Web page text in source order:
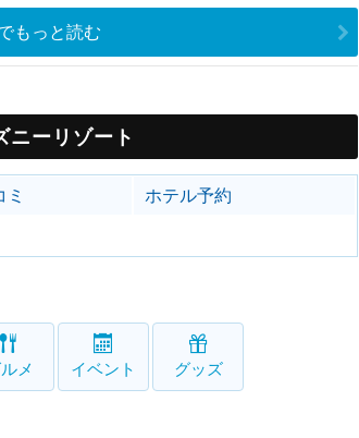
もっと読む
ニーリゾート
ホテル予約
メ イベント グッズ